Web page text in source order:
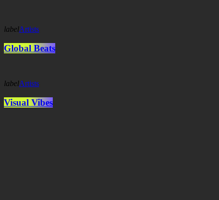
labelArtists
Global Beats
labelArtists
Visual Vibes